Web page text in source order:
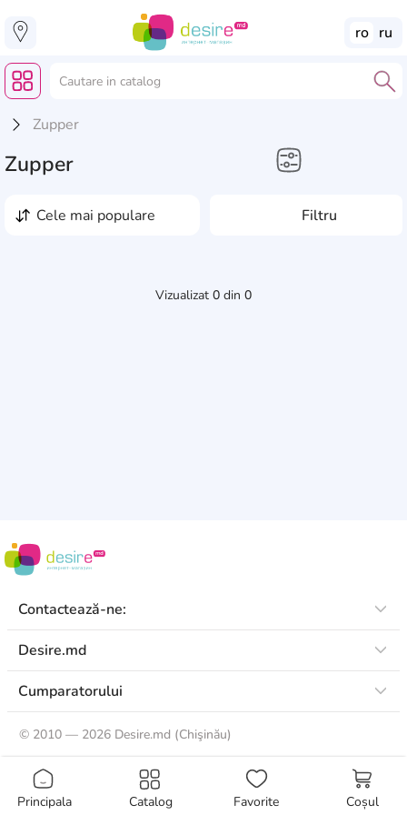
ro ru
Principala Catalog Favorite Coșul
Zupper
Zupper
Filtru
cele mai populare
Vizualizat 0 din 0
Contactează-ne:
Desire.md
Cumparatorului
© 2010 — 2026 Desire.md (Chişinău)